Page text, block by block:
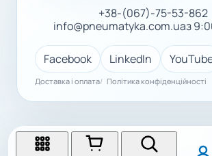
+38-(067)-75-53-862
info@pneumatyka.com.uaз
Facebook LinkedIn
Доставка і оплата Політика конфіденційності